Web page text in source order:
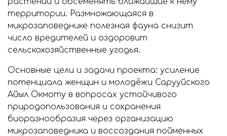
территории. Размножающаяся в
микрозаповеднике полезная фауна снизит
число вредителей и оздоровит
сельскохозяйственные угодья.
Основные цели и задачи проекта: усиление
потенциала женщин и молодёжи Сарууйского
Айыл Окмоту в вопросах устойчивого
природопользования и сохранения
биоразнообразия через организацию
микрозаповедника и воссоздания пойменных